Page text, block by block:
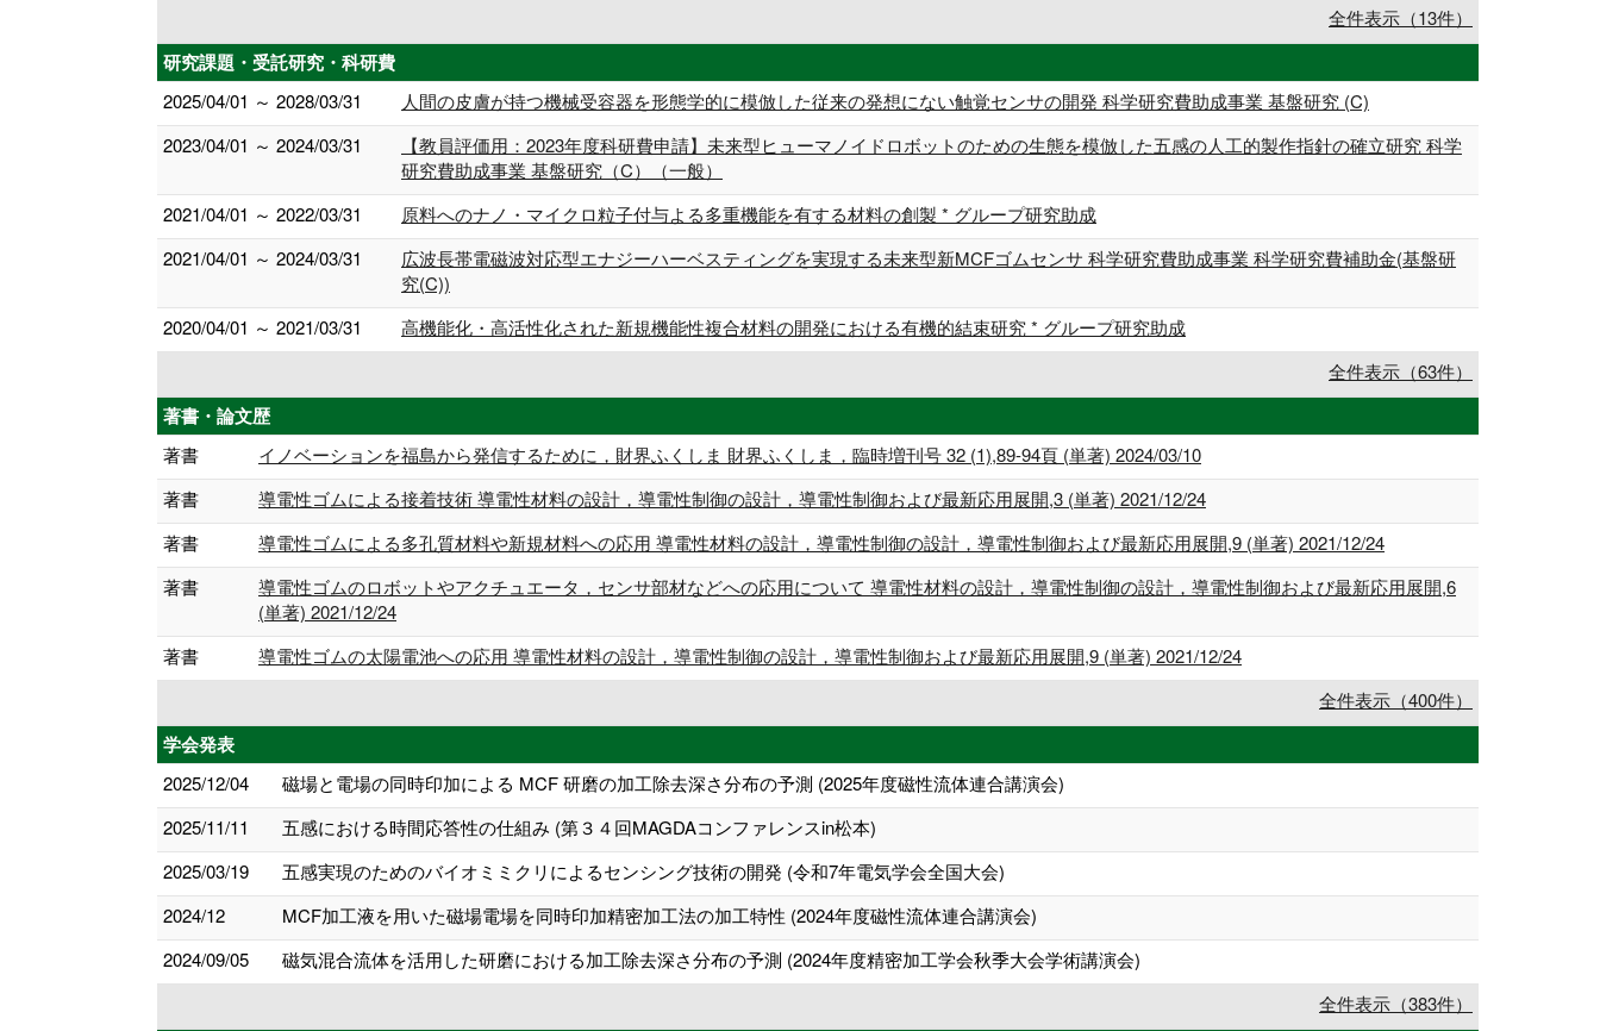
全件表示（13件）
研究課題・受託研究・科研費
2025/04/01 ～ 2028/03/31
人間の皮膚が持つ機械受容器を形態学的に模倣した従来の発想にない触覚センサの開発 科学研究費助成事業 基盤研究 (C)
2023/04/01 ～ 2024/03/31
【教員評価用：2023年度科研費申請】未来型ヒューマノイドロボットのための生態を模倣した五感の人工的製作指針の確立研究 科学
研究費助成事業 基盤研究（C）（一般）
2021/04/01 ～ 2022/03/31
原料へのナノ・マイクロ粒子付与よる多重機能を有する材料の創製 * グループ研究助成
2021/04/01 ～ 2024/03/31
広波長帯電磁波対応型エナジーハーベスティングを実現する未来型新MCFゴムセンサ 科学研究費助成事業 科学研究費補助金(基盤研
究(C))
2020/04/01 ～ 2021/03/31
高機能化・高活性化された新規機能性複合材料の開発における有機的結束研究 * グループ研究助成
全件表示（63件）
著書・論文歴
著書
イノベーションを福島から発信するために，財界ふくしま 財界ふくしま，臨時増刊号 32 (1),89-94頁 (単著) 2024/03/10
著書
導電性ゴムによる接着技術 導電性材料の設計，導電性制御の設計，導電性制御および最新応用展開,3 (単著) 2021/12/24
著書
導電性ゴムによる多孔質材料や新規材料への応用 導電性材料の設計，導電性制御の設計，導電性制御および最新応用展開,9 (単著) 2021/12/24
著書
導電性ゴムのロボットやアクチュエータ，センサ部材などへの応用について 導電性材料の設計，導電性制御の設計，導電性制御および最新応用展開,6
(単著) 2021/12/24
著書
導電性ゴムの太陽電池への応用 導電性材料の設計，導電性制御の設計，導電性制御および最新応用展開,9 (単著) 2021/12/24
全件表示（400件）
学会発表
2025/12/04
磁場と電場の同時印加による MCF 研磨の加工除去深さ分布の予測 (2025年度磁性流体連合講演会)
2025/11/11
五感における時間応答性の仕組み (第３４回MAGDAコンファレンスin松本)
2025/03/19
五感実現のためのバイオミミクリによるセンシング技術の開発 (令和7年電気学会全国大会)
2024/12
MCF加工液を用いた磁場電場を同時印加精密加工法の加工特性 (2024年度磁性流体連合講演会)
2024/09/05
磁気混合流体を活用した研磨における加工除去深さ分布の予測 (2024年度精密加工学会秋季大会学術講演会)
全件表示（383件）